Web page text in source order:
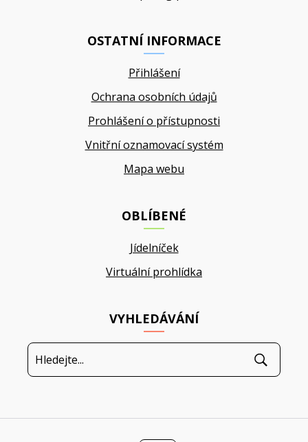
OSTATNÍ INFORMACE
Přihlášení
Ochrana osobních údajů
Prohlášení o přístupnosti
Vnitřní oznamovací systém
Mapa webu
OBLÍBENÉ
Jídelníček
Virtuální prohlídka
VYHLEDÁVÁNÍ